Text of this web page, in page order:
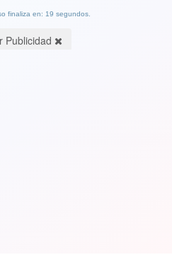
finaliza en: 19 segundos.
Publicidad